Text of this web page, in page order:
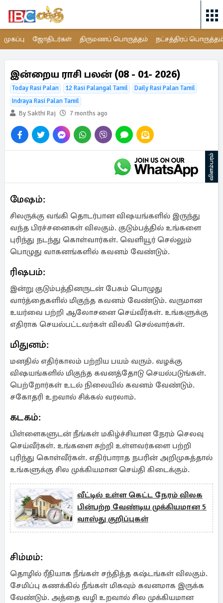
முகப்பு ஜோதிடர்கள் திருமணப் பொருத்தம் நட்சத்திரப்
இன்றைய ராசி பலன் (08 - 01- 2026)
Today Rasi Palan 12 Rasi Palangal Tamil
Daily Rasi Palan Tamil
Indraya Rasi Palan Tamil
By Sakthi Raj
7 months ago
விளம்பரம்
மேஷம்:
சிலருக்கு வங்கி தொடர்பான விஷயங்களில் இருந்து
வந்த பிரச்சனைகள் விலகும். குடும்பத்தில் உங்களை
புரிந்து நடந்து கொள்வார்கள். வெளியூர் செல்லும்
பொழுது வாகனங்களில் கவனம் வேண்டும்.
ரிஷபம்:
இன்று குடும்பத்தினருடன் பேசும் பொழுது
வார்த்தைகளில் மிகுந்த கவனம் வேண்டும். வருமான
உயர்வை பற்றி ஆலோசனை செய்வீர்கள். உங்களுக்கு
எதிராக செயல்பட்டவர்கள் விலகி செல்வார்கள்.
மிதுனம்:
மனதில் எதிர்காலம் பற்றிய பயம் வரும். வழக்கு
விஷயங்களில் மிகுந்த கவனத்தோடு செயல்படுங்கள்.
பெற்றோர்கள் உடல் நிலையில் கவனம் வேண்டும்.
சகோதரி உறவால் சிக்கல் வரலாம்.
கடகம்:
பிள்ளைகளுடன் நீங்கள் மகிழ்ச்சியான நேரம் செலவு
செய்வீர்கள். உங்களை சுற்றி உள்ளவர்களை பற்றி
புரிந்து கொள்வீர்கள். எதிர்பாராத நபரின் அறிமுகத்தால்
உங்களுக்கு சில முக்கியமான செய்தி கிடைக்கும்.
வீட்டில் உள்ள கெட்ட நேரம் விலக
பின்பற்ற வேண்டிய முக்கியமான 5
வாஸ்து குறிப்புகள்
சிம்மம்:
தொழில் ரீதியாக நீங்கள் சந்தித்த கஷ்டங்கள் விலகும்.
சேமிப்பு கணக்கில் நீங்கள் மிகவும் கவனமாக இருக்க
வேண்டும். அத்தை வழி உறவால் சில முக்கியமான